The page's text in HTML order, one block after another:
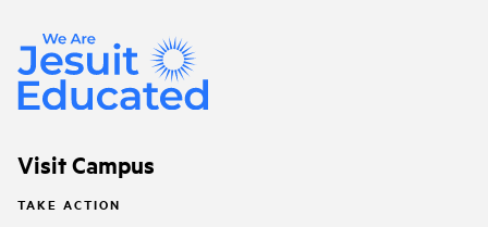
Visit Campus
TAKE ACTION